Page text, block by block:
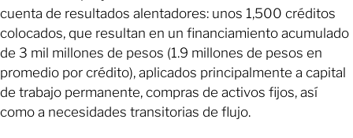
cuenta de resultados alentadores: unos 1,500 créditos
colocados, que resultan en un financiamiento acumulado
de 3 mil millones de pesos (1.9 millones de pesos en
promedio por crédito), aplicados principalmente a capital
de trabajo permanente, compras de activos fijos, así
como a necesidades transitorias de flujo.